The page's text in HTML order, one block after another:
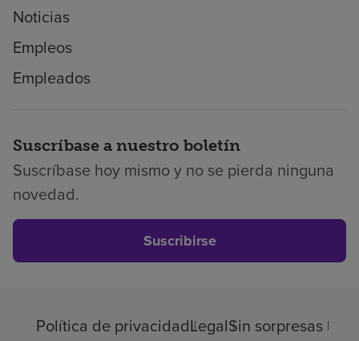
Noticias
Empleos
Empleados
Suscríbase a nuestro boletín
Suscríbase hoy mismo y no se pierda ninguna
novedad.
Suscribirse
Política de privacidadLegalSin sorpresas